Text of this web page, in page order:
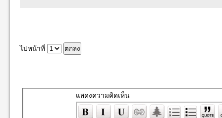
ไปหน้าที่
แสดงความคิดเห็น